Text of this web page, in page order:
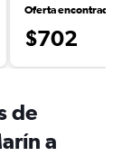
Oferta encontrada
$702
de
a